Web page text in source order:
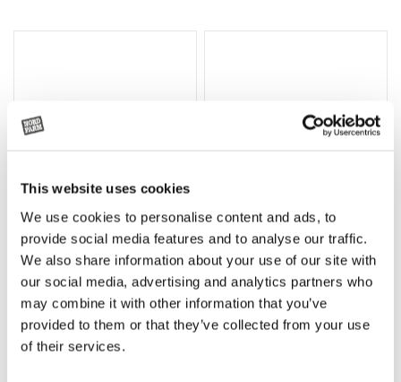
This website uses cookies
We use cookies to personalise content and ads, to
provide social media features and to analyse our traffic.
We also share information about your use of our site with
our social media, advertising and analytics partners who
may combine it with other information that you’ve
provided to them or that they’ve collected from your use
of their services.
Lägg till i varukorg
Rotor, komplett med slagor
35 730kr (ex. moms)
Grön truckknapp
530kr (ex. moms)